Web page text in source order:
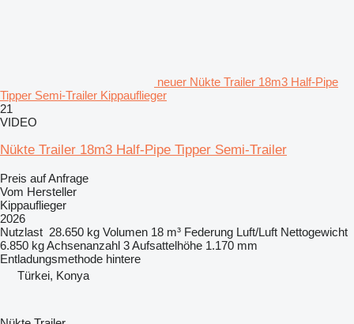
neuer Nükte Trailer 18m3 Half-Pipe
Tipper Semi-Trailer Kippauflieger
21
VIDEO
Nükte Trailer 18m3 Half-Pipe Tipper Semi-Trailer
Preis auf Anfrage
Vom Hersteller
Kippauflieger
2026
Nutzlast 28.650 kg Volumen 18 m³ Federung Luft/Luft Nettogewicht
6.850 kgAchsenanzahl 3Aufsattelhöhe 1.170 mm
Entladungsmethode hintere
Türkei, Konya